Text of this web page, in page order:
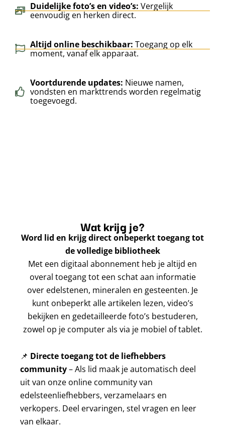
Duidelijke foto’s en video’s: Vergelijk
eenvoudig en herken direct.
Altijd online beschikbaar: Toegang op elk
moment, vanaf elk apparaat.
Voortdurende updates: Nieuwe namen,
vondsten en markttrends worden regelmatig
toegevoegd.
Wat krijg je?
Word lid en krijg direct onbeperkt toegang tot
de volledige bibliotheek
Met een digitaal abonnement heb je altijd en
overal toegang tot een schat aan informatie
over edelstenen, mineralen en gesteenten. Je
kunt onbeperkt alle artikelen lezen, video’s
bekijken en gedetailleerde foto’s bestuderen,
zowel op je computer als via je mobiel of tablet.
📌 Directe toegang tot de liefhebbers
community– Als lid maak je automatisch deel
uit van onze online community van
edelsteenliefhebbers, verzamelaars en
verkopers. Deel ervaringen, stel vragen en leer
van elkaar.